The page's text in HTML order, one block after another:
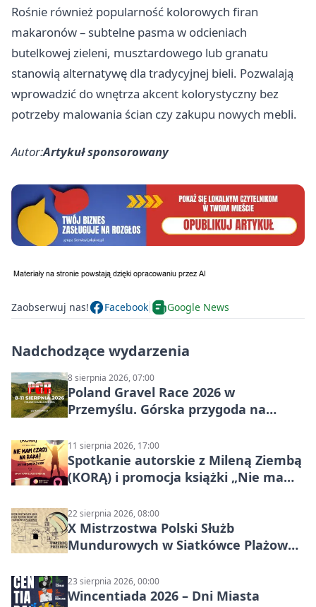
Rośnie również popularność kolorowych firan
makaronów – subtelne pasma w odcieniach
butelkowej zieleni, musztardowego lub granatu
stanowią alternatywę dla tradycyjnej bieli. Pozwalają
wprowadzić do wnętrza akcent kolorystyczny bez
potrzeby malowania ścian czy zakupu nowych mebli.
Autor:Artykuł sponsorowany
Zaobserwuj nas! Facebook Google News
Nadchodzące wydarzenia
8 sierpnia 2026, 07:00
Poland Gravel Race 2026 w
Przemyślu. Górska przygoda na
11 sierpnia 2026, 17:00
Spotkanie autorskie z Mileną Ziembą
(KORĄ) i promocja książki „Nie mam
22 sierpnia 2026, 08:00
X Mistrzostwa Polski Służb
Mundurowych w Siatkówce Plażowej
23 sierpnia 2026, 00:00
Wincentiada 2026 – Dni Miasta